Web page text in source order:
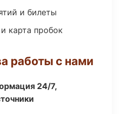
и билеты
карта пробок
работы с нами
24/7,